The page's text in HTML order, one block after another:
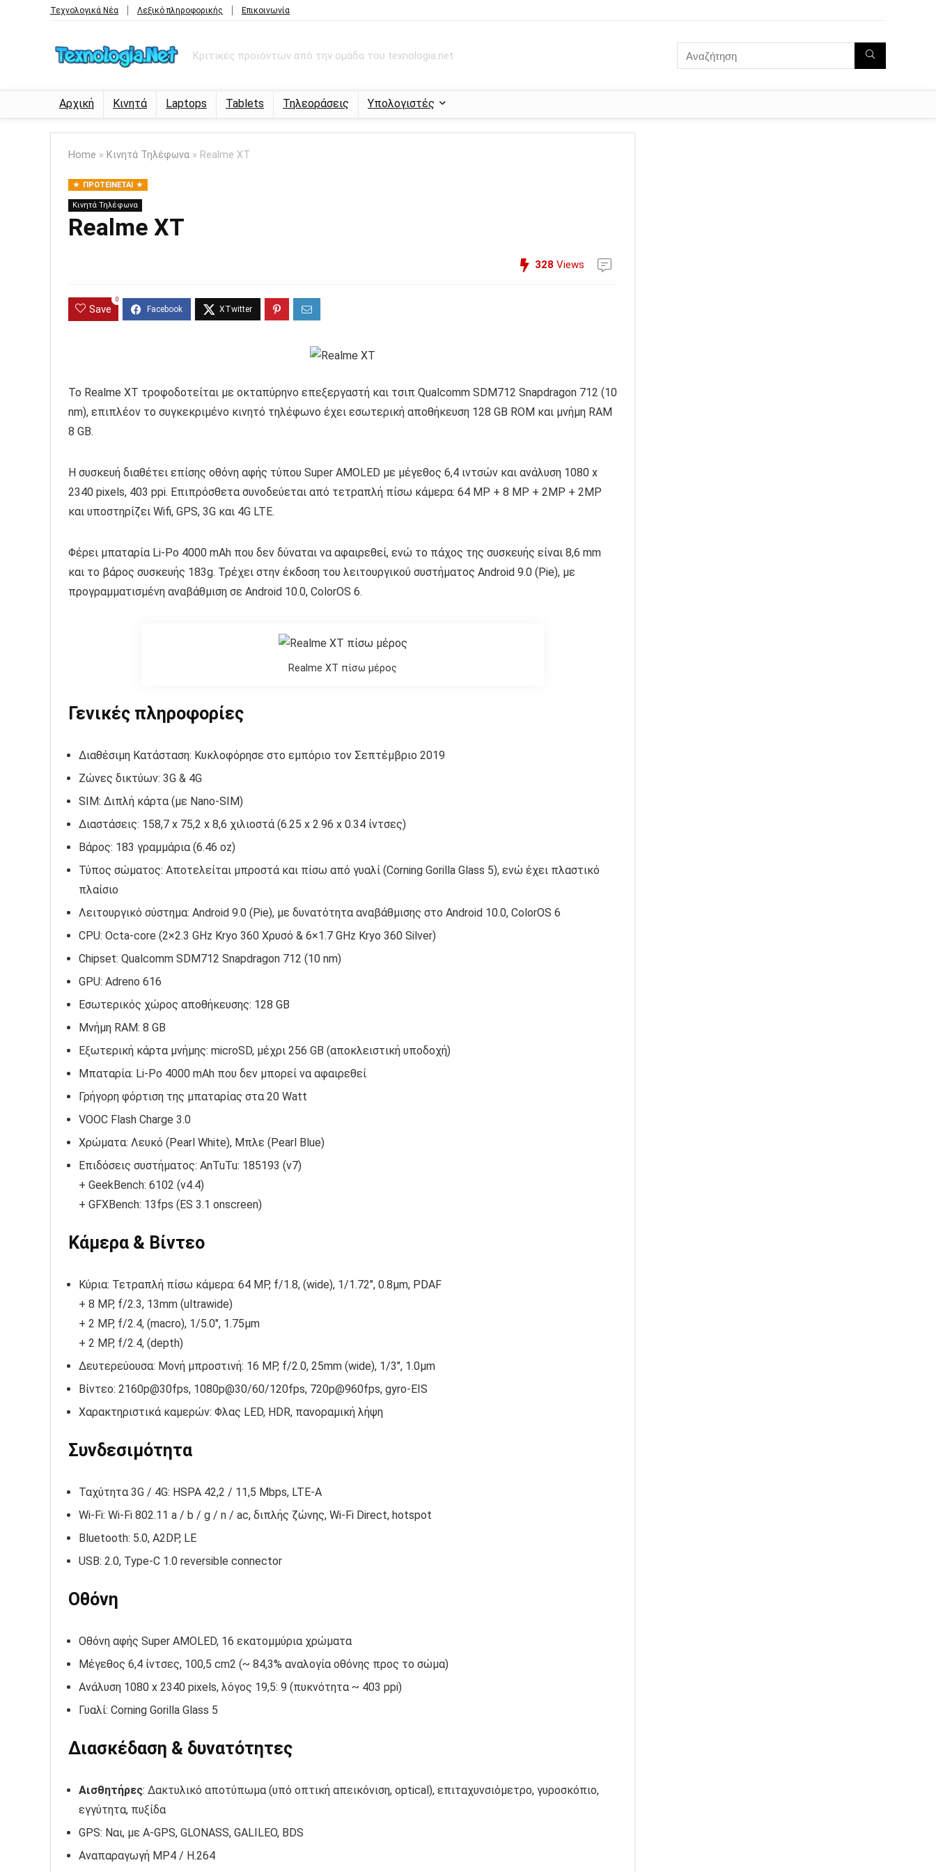
Τεχνολογικά Νέα Λεξικό πληροφορικής Επικοινωνία
Κριτικές προϊόντων από την ομάδα του texnologia.net
Αρχική Κινητά Laptops Tablets Τηλεοράσεις Υπολογιστές
Home » Κινητά Τηλέφωνα » Realme XT
ΠΡΟΤΕΊΝΕΤΑΙ
Κινητά Τηλέφωνα
Realme XT
328 Views
Save
0
Το Realme XT τροφοδοτείται με οκταπύρηνο επεξεργαστή και τσιπ Qualcomm SDM712 Snapdragon 712 (10
nm), επιπλέον το συγκεκριμένο κινητό τηλέφωνο έχει εσωτερική αποθήκευση 128 GB ROM και μνήμη RAM
8 GB.
Η συσκευή διαθέτει επίσης οθόνη αφής τύπου Super AMOLED με μέγεθος 6,4 ιντσών και ανάλυση 1080 x
2340 pixels, 403 ppi. Επιπρόσθετα συνοδεύεται από τετραπλή πίσω κάμερα: 64 MP + 8 MP + 2MP + 2MP
και υποστηρίζει Wifi, GPS, 3G και 4G LTE.
Φέρει μπαταρία Li-Po 4000 mAh που δεν δύναται να αφαιρεθεί, ενώ το πάχος της συσκευής είναι 8,6 mm
και το βάρος συσκευής 183g. Τρέχει στην έκδοση του λειτουργικού συστήματος Android 9.0 (Pie), με
προγραμματισμένη αναβάθμιση σε Android 10.0, ColorOS 6.
Realme XT πίσω μέρος
Γενικές πληροφορίες
Διαθέσιμη Κατάσταση: Κυκλοφόρησε στο εμπόριο τον Σεπτέμβριο 2019
Ζώνες δικτύων: 3G & 4G
SIM: Διπλή κάρτα (με Nano-SIM)
Διαστάσεις: 158,7 x 75,2 x 8,6 χιλιοστά (6.25 x 2.96 x 0.34 ίντσες)
Βάρος: 183 γραμμάρια (6.46 oz)
Τύπος σώματος: Αποτελείται μπροστά και πίσω από γυαλί (Corning Gorilla Glass 5), ενώ έχει πλαστικό
πλαίσιο
Λειτουργικό σύστημα: Android 9.0 (Pie), με δυνατότητα αναβάθμισης στο Android 10.0, ColorOS 6
CPU: Octa-core (2×2.3 GHz Kryo 360 Χρυσό & 6×1.7 GHz Kryo 360 Silver)
Chipset: Qualcomm SDM712 Snapdragon 712 (10 nm)
GPU: Adreno 616
Εσωτερικός χώρος αποθήκευσης: 128 GB
Μνήμη RAM: 8 GB
Εξωτερική κάρτα μνήμης: microSD, μέχρι 256 GB (αποκλειστική υποδοχή)
Μπαταρία: Li-Po 4000 mAh που δεν μπορεί να αφαιρεθεί
Γρήγορη φόρτιση της μπαταρίας στα 20 Watt
VOOC Flash Charge 3.0
Χρώματα: Λευκό (Pearl White), Μπλε (Pearl Blue)
Επιδόσεις συστήματος: AnTuTu: 185193 (v7)
+ GeekBench: 6102 (v4.4)
+ GFXBench: 13fps (ES 3.1 onscreen)
Κάμερα & Βίντεο
Κύρια: Τετραπλή πίσω κάμερα: 64 MP, f/1.8, (wide), 1/1.72″, 0.8µm, PDAF
+ 8 MP, f/2.3, 13mm (ultrawide)
+ 2 MP, f/2.4, (macro), 1/5.0″, 1.75µm
+ 2 MP, f/2.4, (depth)
Δευτερεύουσα: Μονή μπροστινή: 16 MP, f/2.0, 25mm (wide), 1/3″, 1.0µm
Βίντεο: 2160p@30fps, 1080p@30/60/120fps, 720p@960fps, gyro-EIS
Χαρακτηριστικά καμερών: Φλας LED, HDR, πανοραμική λήψη
Συνδεσιμότητα
Ταχύτητα 3G / 4G: HSPA 42,2 / 11,5 Mbps, LTE-A
Wi-Fi: Wi-Fi 802.11 a / b / g / n / ac, διπλής ζώνης, Wi-Fi Direct, hotspot
Bluetooth: 5.0, A2DP, LE
USB: 2.0, Type-C 1.0 reversible connector
Οθόνη
Οθόνη αφής Super AMOLED, 16 εκατομμύρια χρώματα
Μέγεθος 6,4 ίντσες, 100,5 cm2 (~ 84,3% αναλογία οθόνης προς το σώμα)
Ανάλυση 1080 x 2340 pixels, λόγος 19,5: 9 (πυκνότητα ~ 403 ppi)
Γυαλί: Corning Gorilla Glass 5
Διασκέδαση & δυνατότητες
Αισθητήρες: Δακτυλικό αποτύπωμα (υπό οπτική απεικόνιση, optical), επιταχυνσιόμετρο, γυροσκόπιο,
εγγύτητα, πυξίδα
GPS: Ναι, με A-GPS, GLONASS, GALILEO, BDS
Αναπαραγωγή MP4 / H.264